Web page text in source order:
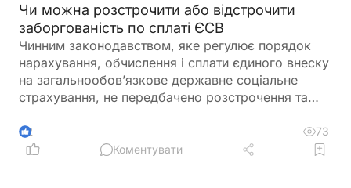
Чи можна розстрочити або відстрочити
заборгованість по сплаті ЄСВ
Чинним законодавством, яке регулює порядок
нарахування, обчислення і сплати єдиного внеску
на загальнообов’язкове державне соціальне
страхування, не передбачено розстрочення та
внеску
2
73
Коментувати